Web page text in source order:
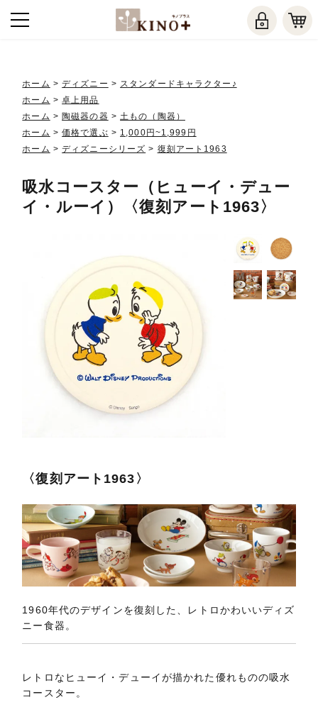
ホーム >ディズニー > スタンダードキャラクター♪
ホーム >卓上用品
ホーム > 陶磁器の器 >土もの（陶器）
ホーム >価格で選ぶ > 1,000円~1,999円
ホーム >ディズニーシリーズ > 復刻アート1963
吸水コースター（ヒューイ・デュー
イ・ルーイ）〈復刻アート1963〉
〈復刻アート1963〉
1960年代のデザインを復刻した、レトロかわいいディズ
ニー食器。
レトロなヒューイ・デューイが描かれた優れものの吸水
コースター。